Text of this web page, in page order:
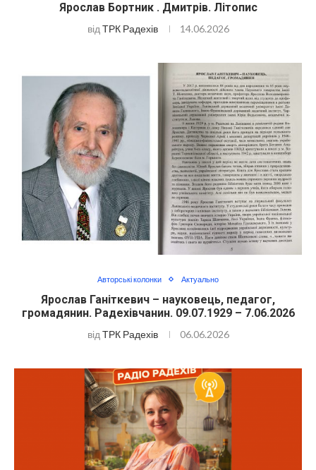
Ярослав Бортник . Дмитрів. Літопис
від ТРК Радехів 14.06.2026
Авторські колонки Актуально
Ярослав Ганіткевич – науковець, педагог,
громадянин. Радехівчанин. 09.07.1929 – 7.06.2026
від ТРК Радехів 06.06.2026